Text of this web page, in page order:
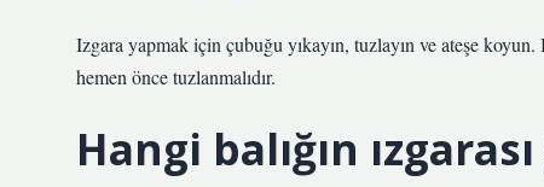
Izgara yapmak için çubuğu yıkayın, tuzlayın ve ateşe
hemen önce tuzlanmalıdır.
Hangi balığın